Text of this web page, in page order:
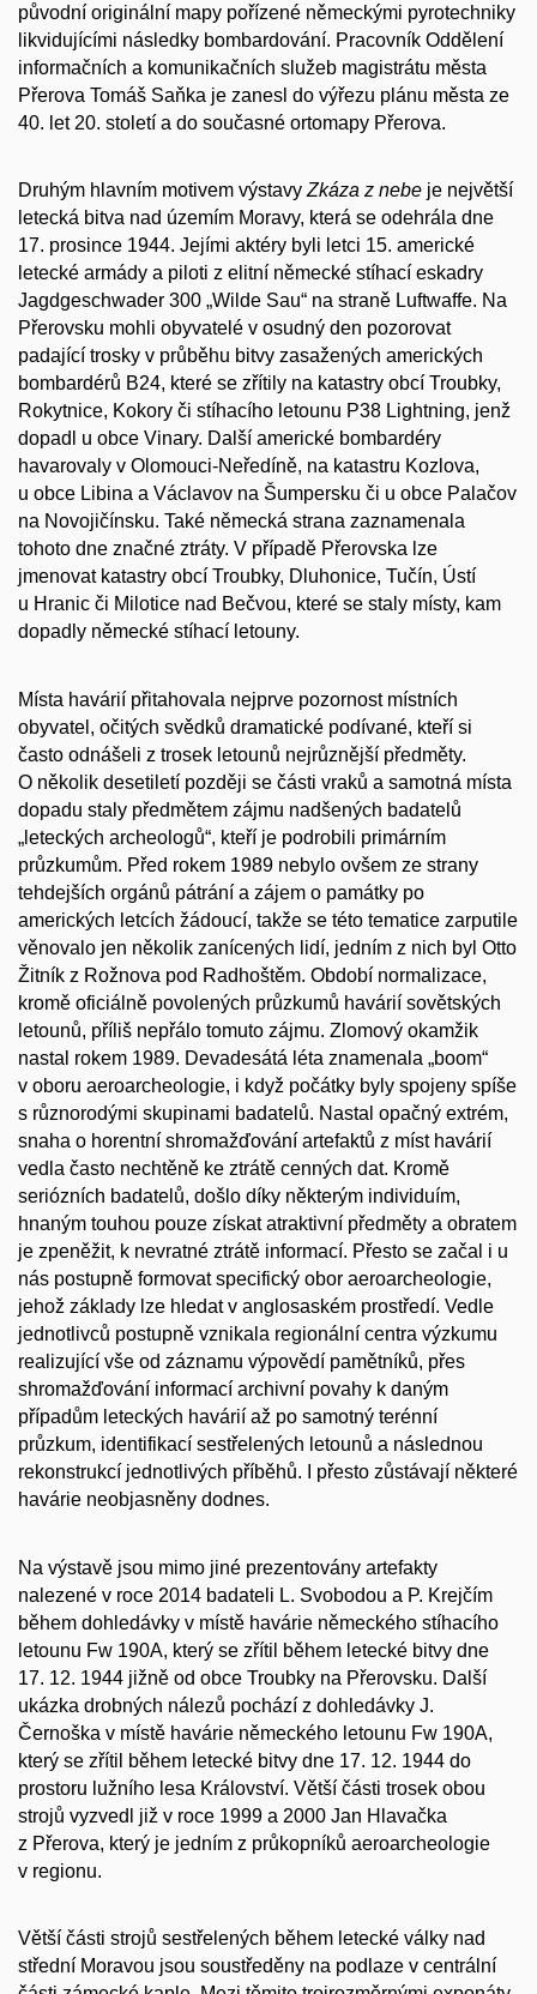
původní originální mapy pořízené německými pyrotechniky
likvidujícími následky bombardování. Pracovník Oddělení
informačních a komunikačních služeb magistrátu města
Přerova Tomáš Saňka je zanesl do výřezu plánu města ze
40. let 20. století a do současné ortomapy Přerova.
Druhým hlavním motivem výstavy Zkáza z nebe je největší
letecká bitva nad územím Moravy, která se odehrála dne
17. prosince 1944. Jejími aktéry byli letci 15. americké
letecké armády a piloti z elitní německé stíhací eskadry
Jagdgeschwader 300 „Wilde Sau“ na straně Luftwaffe. Na
Přerovsku mohli obyvatelé v osudný den pozorovat
padající trosky v průběhu bitvy zasažených amerických
bombardérů B24, které se zřítily na katastry obcí Troubky,
Rokytnice, Kokory či stíhacího letounu P38 Lightning, jenž
dopadl u obce Vinary. Další americké bombardéry
havarovaly v Olomouci-Neředíně, na katastru Kozlova,
u obce Libina a Václavov na Šumpersku či u obce Palačov
na Novojičínsku. Také německá strana zaznamenala
tohoto dne značné ztráty. V případě Přerovska lze
jmenovat katastry obcí Troubky, Dluhonice, Tučín, Ústí
u Hranic či Milotice nad Bečvou, které se staly místy, kam
dopadly německé stíhací letouny.
Místa havárií přitahovala nejprve pozornost místních
obyvatel, očitých svědků dramatické podívané, kteří si
často odnášeli z trosek letounů nejrůznější předměty.
O několik desetiletí později se části vraků a samotná místa
dopadu staly předmětem zájmu nadšených badatelů
„leteckých archeologů“, kteří je podrobili primárním
průzkumům. Před rokem 1989 nebylo ovšem ze strany
tehdejších orgánů pátrání a zájem o památky po
amerických letcích žádoucí, takže se této tematice zarputile
věnovalo jen několik zanícených lidí, jedním z nich byl Otto
Žitník z Rožnova pod Radhoštěm. Období normalizace,
kromě oficiálně povolených průzkumů havárií sovětských
letounů, příliš nepřálo tomuto zájmu. Zlomový okamžik
nastal rokem 1989. Devadesátá léta znamenala „boom“
v oboru aeroarcheologie, i když počátky byly spojeny spíše
s různorodými skupinami badatelů. Nastal opačný extrém,
snaha o horentní shromažďování artefaktů z míst havárií
vedla často nechtěně ke ztrátě cenných dat. Kromě
seriózních badatelů, došlo díky některým individuím,
hnaným touhou pouze získat atraktivní předměty a obratem
je zpeněžit, k nevratné ztrátě informací. Přesto se začal i u
nás postupně formovat specifický obor aeroarcheologie,
jehož základy lze hledat v anglosaském prostředí. Vedle
jednotlivců postupně vznikala regionální centra výzkumu
realizující vše od záznamu výpovědí pamětníků, přes
shromažďování informací archivní povahy k daným
případům leteckých havárií až po samotný terénní
průzkum, identifikací sestřelených letounů a následnou
rekonstrukcí jednotlivých příběhů. I přesto zůstávají některé
havárie neobjasněny dodnes.
Na výstavě jsou mimo jiné prezentovány artefakty
nalezené v roce 2014 badateli L. Svobodou a P. Krejčím
během dohledávky v místě havárie německého stíhacího
letounu Fw 190A, který se zřítil během letecké bitvy dne
17. 12. 1944 jižně od obce Troubky na Přerovsku. Další
ukázka drobných nálezů pochází z dohledávky J.
Černoška v místě havárie německého letounu Fw 190A,
který se zřítil během letecké bitvy dne 17. 12. 1944 do
prostoru lužního lesa Království. Větší části trosek obou
strojů vyzvedl již v roce 1999 a 2000 Jan Hlavačka
z Přerova, který je jedním z průkopníků aeroarcheologie
v regionu.
Větší části strojů sestřelených během letecké války nad
střední Moravou jsou soustředěny na podlaze v centrální